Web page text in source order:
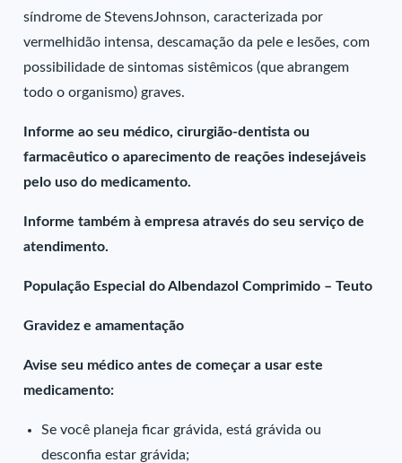
síndrome de StevensJohnson, caracterizada por
vermelhidão intensa, descamação da pele e lesões, com
possibilidade de sintomas sistêmicos (que abrangem
todo o organismo) graves.
Informe ao seu médico, cirurgião-dentista ou
farmacêutico o aparecimento de reações indesejáveis
pelo uso do medicamento.
Informe também à empresa através do seu serviço de
atendimento.
População Especial do Albendazol Comprimido – Teuto
Gravidez e amamentação
Avise seu médico antes de começar a usar este
medicamento:
Se você planeja ficar grávida, está grávida ou
desconfia estar grávida;